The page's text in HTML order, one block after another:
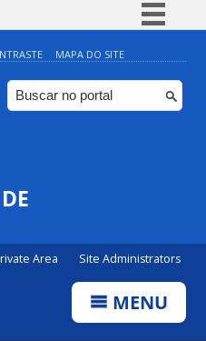
Simplifique!
Comunica BR
Participe
MAPA DO SITE
Area Site Administrators
MENU